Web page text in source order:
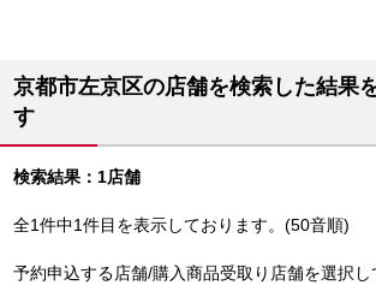
京都市左京区の店舗を検索した結果
す
検索結果：1店舗
全1件中1件目を表示しております。(50音順)
予約申込する店舗/購入商品受取り店舗を選択し